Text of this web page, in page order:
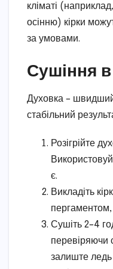
кліматі
осінню) кірки
за умовами.
Сушіння
Духовка – швидший
стабільний
Розігрійте
є.
Викладіть
Сушіть 2–4
перевіряючи
залиште ледь